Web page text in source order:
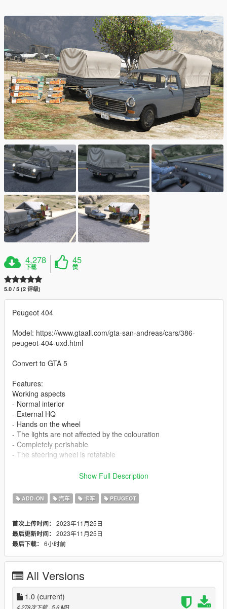
4,278
下载
45
赞
5.0 / 5 (2 评级)
Peugeot 404
Model: https://www.gtaall.com/gta-san-andreas/cars/386-
peugeot-404-uxd.html
Convert to GTA 5
Features:
Working aspects
- Normal interior
- External HQ
- Hands on the wheel
- The lights are not affected by the colouration
- Completely perishable
- The steering wheel is rotatable
If you want me to make a custom template for you, contact me
Installation addon
1-Put the "Peugeot404" folder into the dlcpacks with exactly
V/mods/update/x64/dlcpacks.
2-Edit dlclist.xml (Grand Theft Auto
V/mods/update/update.rpf/common/data/dlclist.xml) and add a
Show Full Description
ADD-ON 汽车 卡车 PEUGEOT
首次上传时间： 2023年11月25日
最后更新时间： 2023年11月25日
最后下载： 6小时前
All Versions
1.0 (current)
4,278次下载 , 5.6 MB